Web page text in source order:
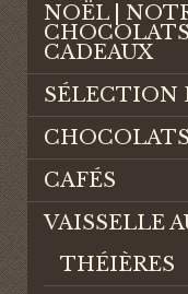
NOËL |
CADEAUX
SÉLECTION
CHOCOLATS
CAFÉS
VAISSELLE
THÉIÈRES